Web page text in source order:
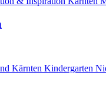
Kärnten Kindergarten